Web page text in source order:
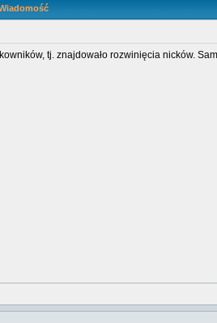
tj. znajdowało rozwinięcia nicków.